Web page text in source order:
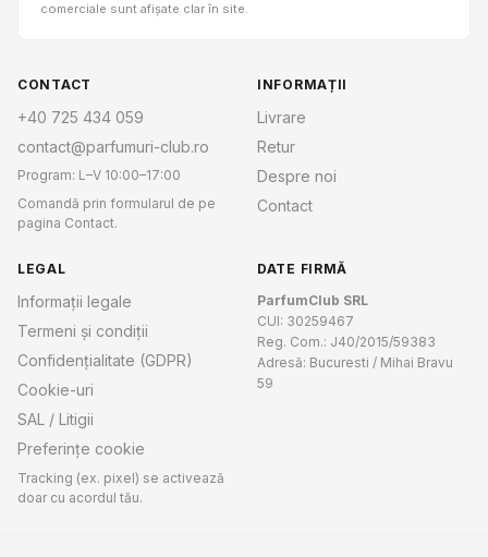
comerciale sunt afișate clar în site.
CONTACT
+40 725 434 059
contact@parfumuri-club.ro
Program: L–V 10:00–17:00
Comandă prin formularul de pe
pagina Contact.
INFORMAȚII
Livrare
Retur
Despre noi
Contact
LEGAL
Informații legale
Termeni și condiții
Confidențialitate (GDPR)
Cookie-uri
SAL / Litigii
Preferințe cookie
Tracking (ex. pixel) se activează
doar cu acordul tău.
DATE FIRMĂ
ParfumClub SRL
CUI: 30259467
Reg. Com.: J40/2015/59383
Adresă: Bucuresti / Mihai Bravu
59